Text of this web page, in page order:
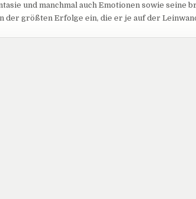
und manchmal auch Emotionen sowie seine
der größten Erfolge ein, die er je auf der